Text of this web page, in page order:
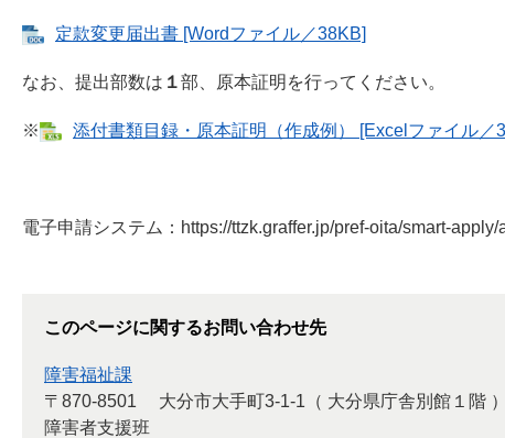
定款変更届出書 [Wordファイル／38KB]
なお、提出部数は １部、原本証明を行ってください。
※ 添付書類目録・原本証明（作成例） [Excelファイル／
電子申請システム：https://ttzk.graffer.jp/pref-oita/smart-
このページに関するお問い合わせ先
障害福祉課
〒870-8501
大分市大手町3-1-1（ 大分県庁舎別館１階 ）
障害者支援班